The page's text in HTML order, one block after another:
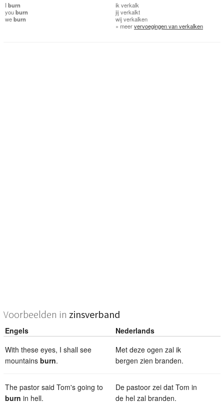
I burn
youburn
weburn
ik verkalk
jijverkalkt
wijverkalken
» meervervoegingen van verkalken
Voorbeelden in zinsverband
Engels
Nederlands
With these eyes, I shall see
mountains burn.
Met deze ogen zal ik
bergen zien branden.
The pastor said Tom's going to
burn in hell.
De pastoor zei dat Tom in
de hel zal branden.